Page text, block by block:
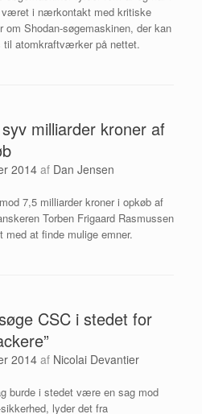
været i nærkontakt med kritiske
Shodan-søgemaskinen, der kan
til atomkraftværker på nettet.
milliarder kroner af
2014 af Dan Jensen
7,5 milliarder kroner i opkøb af
Torben Frigaard Rasmussen
at finde mulige emner.
CSC i stedet for
2014 af Nicolai Devantier
burde i stedet være en sag mod
lyder det fra